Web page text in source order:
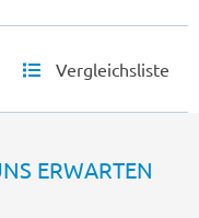
Vergleichsliste
ERWARTEN